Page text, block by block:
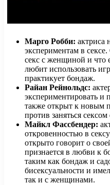
Марго Робби: актриса
экспериментам в
секс с женщиной и что
любит использовать
практикует бондаж.
Райан Рейнольдс:
экспериментировать и
также открыт к новым
против заняться
Майкл Фассбендер:
откровенностью в
открыто говорит о
признается в любви к
таким как бондаж и
бисексуальности и
так и с женщинами.